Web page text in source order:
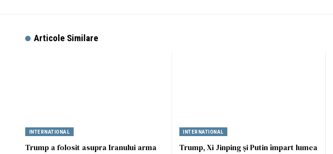
Articole Similare
INTERNATIONAL
Trump a folosit asupra Iranului arma
INTERNATIONAL
Trump, Xi Jinping și Putin împart lumea